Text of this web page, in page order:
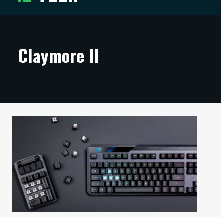
ARTIKKELIT
TECHBBS
KAUPPA
VAIHDA TEEMA
Claymore II